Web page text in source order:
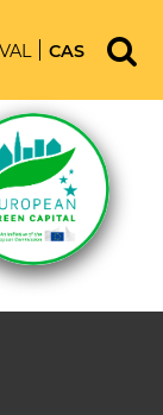
VAL CAS